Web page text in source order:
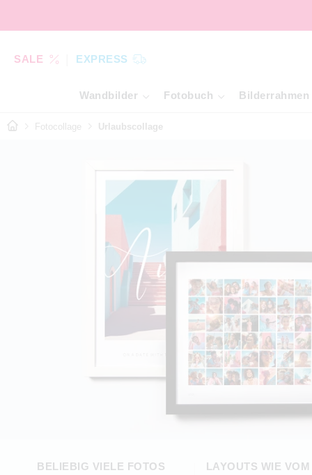
SALE EXPRESS
Wandbilder Fotobuch Bilderrahmen
Fotocollage Urlaubscollage
BELIEBIG VIELE FOTOS LAYOUTS WIE